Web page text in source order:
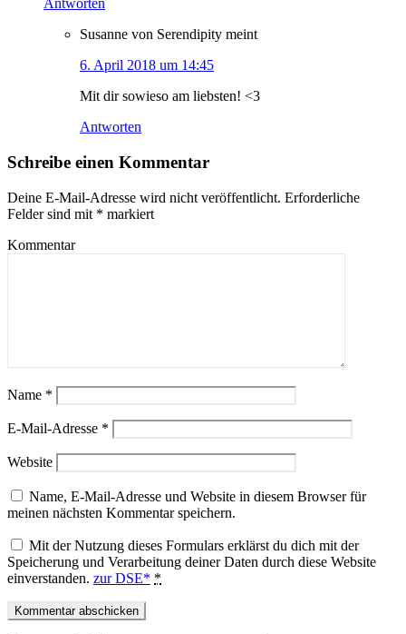
Antworten
Susanne von Serendipity meint
6. April 2018 um 14:45
Mit dir sowieso am liebsten! <3
Antworten
Schreibe einen Kommentar
Deine E-Mail-Adresse wird nicht veröffentlicht. Erforderliche
Felder sind mit * markiert
Kommentar
Name *
E-Mail-Adresse *
Website
Name, E-Mail-Adresse und Website in diesem Browser für
meinen nächsten Kommentar speichern.
Mit der Nutzung dieses Formulars erklärst du dich mit der
Speicherung und Verarbeitung deiner Daten durch diese Website
einverstanden. zur DSE* *